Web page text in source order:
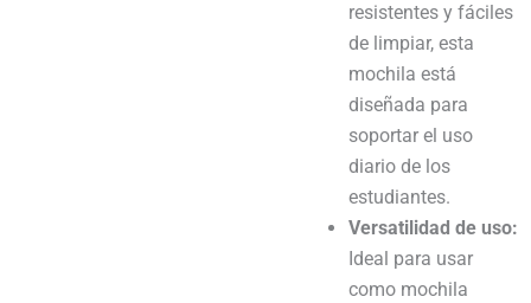
resistentes y fáciles
de limpiar, esta
mochila está
diseñada para
soportar el uso
diario de los
estudiantes.
Versatilidad de uso:
Ideal para usar
como mochila